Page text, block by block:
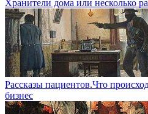
Хранители дома или несколько
Рассказы пациентов.Что
бизнес